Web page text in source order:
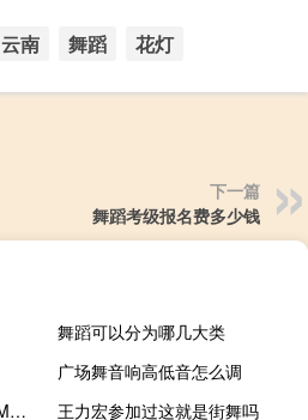
云南 舞蹈 花灯
下一篇
舞蹈考级报名费多少钱
舞蹈可以分为哪几大类
广场舞音响高低音怎么调
车评头条：顶级奔驰E63AMGS车型起价83,740英镑
王力宏参加过这就是街舞吗